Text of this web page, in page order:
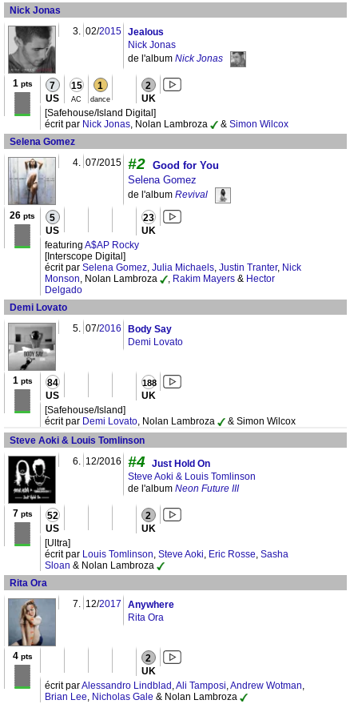
Nick Jonas
3. 02/2015 Jealous
Nick Jonas
de l'album Nick Jonas
1 pts 7
US
15
AC
1
dance
2
UK
[Safehouse/Island Digital]
écrit par Nick Jonas, Nolan Lambroza & Simon Wilcox
Selena Gomez
4. 07/2015 #2 Good for You
Selena Gomez
de l'album Revival
26 pts 5
US
23
UK
featuring A$AP Rocky
[Interscope Digital]
écrit par Selena Gomez, Julia Michaels, Justin Tranter, Nick
Monson, Nolan Lambroza , Rakim Mayers & Hector
Delgado
Demi Lovato
5. 07/2016
Body Say
Demi Lovato
1 pts 84
US
188
UK
[Safehouse/Island]
écrit par Demi Lovato, Nolan Lambroza
& Simon Wilcox
Steve Aoki & Louis Tomlinson
6. 12/2016 #4 Just Hold On
Steve Aoki & Louis Tomlinson
de l'album Neon Future III
7 pts 52
US
2
UK
[Ultra]
écrit par Louis Tomlinson, Steve Aoki, Eric Rosse, Sasha
Sloan & Nolan Lambroza
Rita Ora
7. 12/2017
Anywhere
Rita Ora
4pts 2
UK
écrit parAlessandro Lindblad ,Ali Tamposi,Andrew Wotman,
Brian Lee, Nicholas Gale & Nolan Lambroza